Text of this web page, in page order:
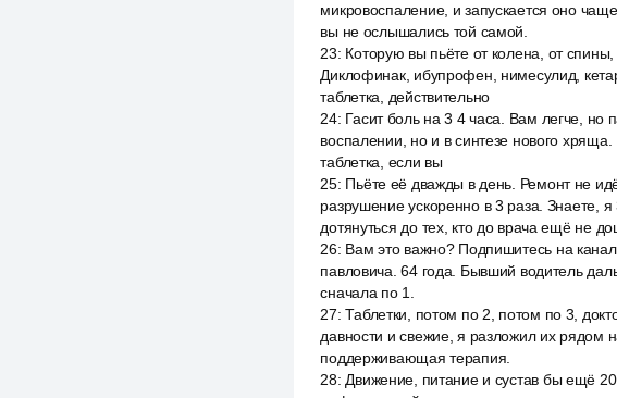
микровоспаление, и запускается оно
вы не ослышались той самой.
23: Которую вы пьёте от колена, от
Диклофинак, ибупрофен, нимесулид,
таблетка, действительно
24: Гасит боль на 3 4 часа. Вам легче, но
воспалении, но и в синтезе нового
таблетка, если вы
25: Пьёте её дважды в день. Ремонт не
разрушение ускоренно в 3 раза. Знаете,
дотянуться до тех, кто до врача ещё не
26: Вам это важно? Подпишитесь на
павловича. 64 года. Бывший водитель
сначала по 1.
27:Таблетки, потом по 2, потом по 3,
давности и свежие, я разложил их рядом
поддерживающая терапия.
28: Движение, питание и сустав бы ещё